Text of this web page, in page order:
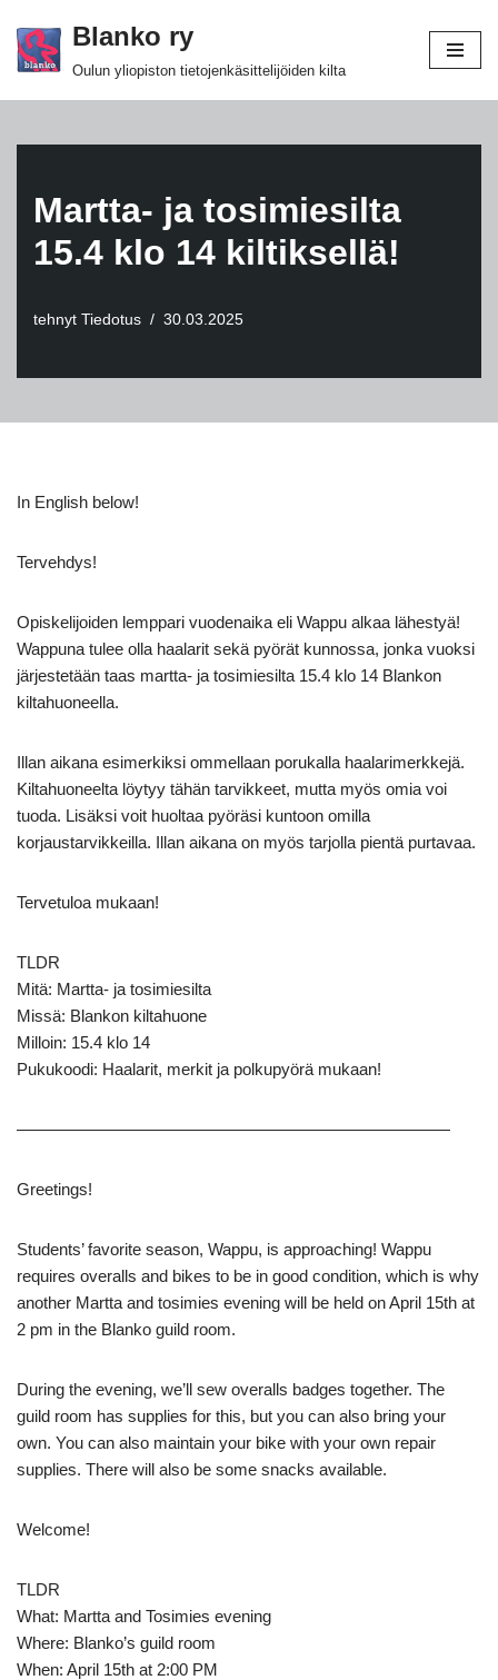
Siirry
Blanko ry
Oulun yliopiston tietojenkäsittelijöiden kilta
Martta- ja tosimiesilta
15.4 klo 14 kiltiksellä!
tehnyt Tiedotus 30.03.2025
In English below!
Tervehdys!
Opiskelijoiden lemppari vuodenaika eli Wappu alkaa lähestyä!
Wappuna tulee olla haalarit sekä pyörät kunnossa, jonka vuoksi
järjestetään taas martta- ja tosimiesilta 15.4 klo 14 Blankon
kiltahuoneella.
Illan aikana esimerkiksi ommellaan porukalla haalarimerkkejä.
Kiltahuoneelta löytyy tähän tarvikkeet, mutta myös omia voi
tuoda. Lisäksi voit huoltaa pyöräsi kuntoon omilla
korjaustarvikkeilla. Illan aikana on myös tarjolla pientä purtavaa.
Tervetuloa mukaan!
TLDR
Mitä: Martta- ja tosimiesilta
Missä: Blankon kiltahuone
Milloin: 15.4 klo 14
Pukukoodi: Haalarit, merkit ja polkupyörä mukaan!
——————————————————————————
Greetings!
Students’ favorite season, Wappu, is approaching! Wappu
requires overalls and bikes to be in good condition, which is why
another Martta and tosimies evening will be held on April 15th at
2 pm in the Blanko guild room.
During the evening, we’ll sew overalls badges together. The
guild room has supplies for this, but you can also bring your
own. You can also maintain your bike with your own repair
supplies. There will also be some snacks available.
Welcome!
TLDR
What: Martta and Tosimies evening
Where: Blanko’s guild room
When: April 15th at 2:00 PM